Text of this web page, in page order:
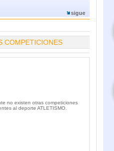
sigue
COMPETICIONES
no existen otras competiciones
al deporte ATLETISMO.